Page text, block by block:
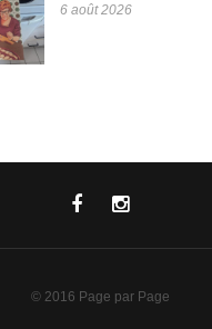
6 août 2026
© 2016 Page par Page